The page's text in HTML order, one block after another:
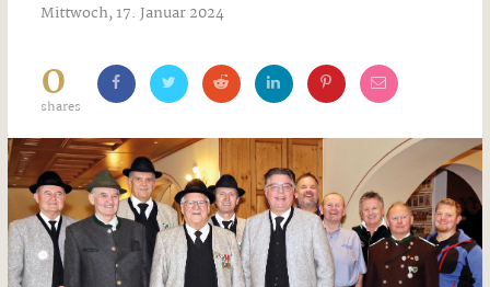
Mittwoch, 17. Januar 2024
0
shares